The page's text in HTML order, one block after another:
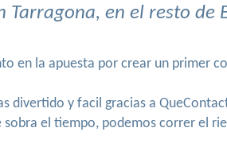
Tarragona, en el resto de
en la apuesta por crear un primer
divertido y facil gracias a
sobra el tiempo, podemos correr el